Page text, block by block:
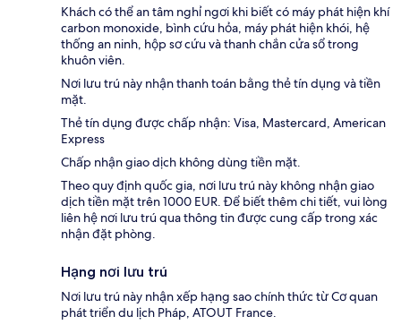
Khách có thể an tâm nghỉ ngơi khi biết có máy phát hiện khí
carbon monoxide, bình cứu hỏa, máy phát hiện khói, hệ
thống an ninh, hộp sơ cứu và thanh chắn cửa sổ trong
khuôn viên.
Nơi lưu trú này nhận thanh toán bằng thẻ tín dụng và tiền
mặt.
Thẻ tín dụng được chấp nhận: Visa, Mastercard, American
Express
Chấp nhận giao dịch không dùng tiền mặt.
Theo quy định quốc gia, nơi lưu trú này không nhận giao
dịch tiền mặt trên 1000 EUR. Để biết thêm chi tiết, vui lòng
liên hệ nơi lưu trú qua thông tin được cung cấp trong xác
nhận đặt phòng.
Hạng nơi lưu trú
Nơi lưu trú này nhận xếp hạng sao chính thức từ Cơ quan
phát triển du lịch Pháp, ATOUT France.